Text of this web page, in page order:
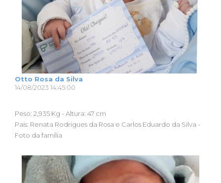
Otto Rosa da Silva
14/08/2023 14:45:00
Peso: 2,935 Kg - Altura: 47 cm
Pais: Renata Rodrigues da Rosa e Carlos Eduardo da Silva -
Foto da família